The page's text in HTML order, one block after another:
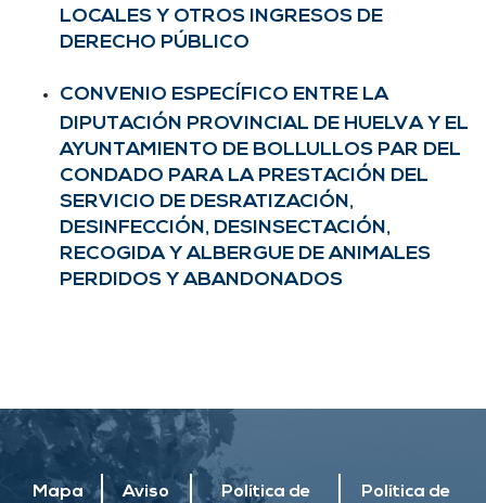
LOCALES Y OTROS INGRESOS DE
DERECHO PÚBLICO
CONVENIO ESPECÍFICO ENTRE LA
DIPUTACIÓN PROVINCIAL DE HUELVA Y EL
AYUNTAMIENTO DE BOLLULLOS PAR DEL
CONDADO PARA LA PRESTACIÓN DEL
SERVICIO DE DESRATIZACIÓN,
DESINFECCIÓN, DESINSECTACIÓN,
RECOGIDA Y ALBERGUE DE ANIMALES
PERDIDOS Y ABANDONADOS
Mapa Aviso Política de Política de